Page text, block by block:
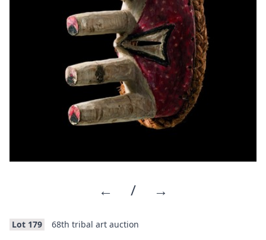
← / →
Lot 179 68th tribal art auction